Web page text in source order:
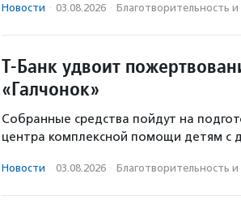
Новости · 03.08.2026 · Благотвори­тель­ность
Т-Банк удвоит
«Галчонок»
Собранные средства пойдут на
центра комплексной помощи детям с
Новости · 03.08.2026 · Благотвори­тель­ность